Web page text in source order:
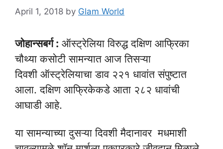
April 1, 2018 by Glam World
जोहान्सबर्ग : ऑस्ट्रेलिया विरुद्ध दक्षिण आफ्रिका
चौथ्या कसोटी सामन्यात आज तिसऱ्या
दिवशी ऑस्ट्रेलियाचा डाव २२१ धावांत संपुष्टात
आला. दक्षिण आफ्रिकेकडे आता २८२ धावांची
आघाडी आहे.
या सामन्याच्या दुसऱ्या दिवशी मैदानावर मधमाशी